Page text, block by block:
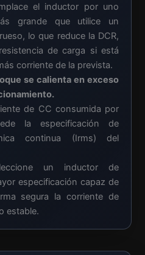
el inductor por uno
grande que utilice un
lo que reduce la DCR,
de carga si está
corriente de la prevista.
se calienta en exceso
de CC consumida por
la especificación de
continua (Irms) del
un inductor de
especificación capaz de
segura la corriente de
estable.